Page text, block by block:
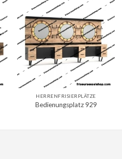
HERRENFRISIERPLÄTZE
Bedienungsplatz 929